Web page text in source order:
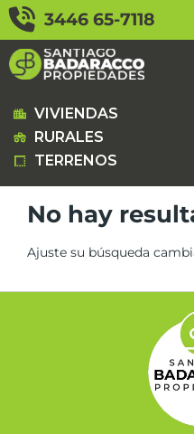
contenido
3446 65-7118
VIVIENDAS
RURALES
TERRENOS
No hay
Ajuste su búsqueda